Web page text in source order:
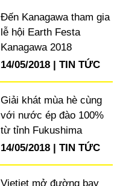
Đến Kanagawa tham gia
lễ hội Earth Festa
Kanagawa 2018
14/05/2018
TIN TỨC
Giải khát mùa hè cùng
với nước ép đào 100%
từ tỉnh Fukushima
14/05/2018
TIN TỨC
Vietjet mở đường bay